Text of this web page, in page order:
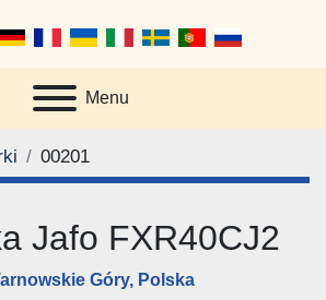
Menu
00201
Jafo FXR40CJ2
Góry, Polska